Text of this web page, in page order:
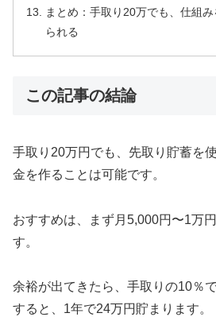
まとめ：手取り20万でも、仕組
られる
この記事の結論
手取り20万円でも、先取り貯蓄を
金を作ることは可能です。
おすすめは、まず月5,000円〜1万
す。
余裕が出てきたら、手取りの10％
すると、1年で24万円貯まります。